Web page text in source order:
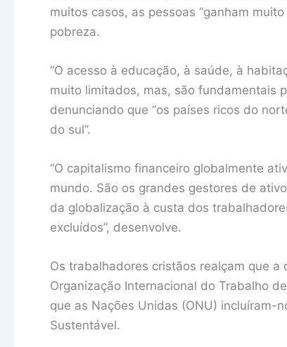
muitos casos, as pessoas “ganham
pobreza.
“O acesso à educação, à saúde, à
muito limitados, mas, são fundamentais
denunciando que “os países ricos do
do sul”.
“O capitalismo financeiro globalmente
mundo. São os grandes gestores de
da globalização à custa dos
excluídos”, desenvolve.
Os trabalhadores cristãos realçam que a
Organização Internacional do Trabalho
que as Nações Unidas (ONU) incluíram-
Sustentável.